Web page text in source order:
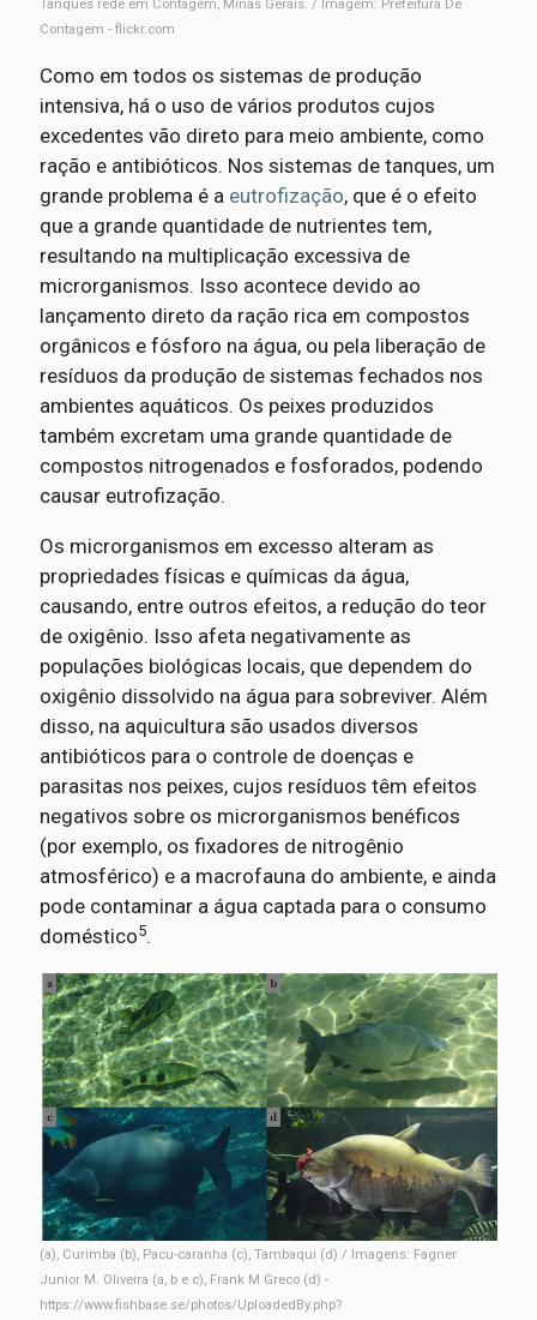
Tanques rede em Contagem, Minas Gerais. / Imagem: Prefeitura De
Contagem - flickr.com
Como em todos os sistemas de produção
intensiva, há o uso de vários produtos cujos
excedentes vão direto para meio ambiente, como
ração e antibióticos. Nos sistemas de tanques, um
grande problema é a eutrofização, que é o efeito
que a grande quantidade de nutrientes tem,
resultando na multiplicação excessiva de
microrganismos. Isso acontece devido ao
lançamento direto da ração rica em compostos
orgânicos e fósforo na água, ou pela liberação de
resíduos da produção de sistemas fechados nos
ambientes aquáticos. Os peixes produzidos
também excretam uma grande quantidade de
compostos nitrogenados e fosforados, podendo
causar eutrofização.
Os microrganismos em excesso alteram as
propriedades físicas e químicas da água,
causando, entre outros efeitos, a redução do teor
de oxigênio. Isso afeta negativamente as
populações biológicas locais, que dependem do
oxigênio dissolvido na água para sobreviver. Além
disso, na aquicultura são usados diversos
antibióticos para o controle de doenças e
parasitas nos peixes, cujos resíduos têm efeitos
negativos sobre os microrganismos benéficos
(por exemplo, os fixadores de nitrogênio
atmosférico) e a macrofauna do ambiente, e ainda
pode contaminar a água captada para o consumo
doméstico5.
(a), Curimba (b), Pacu-caranha (c), Tambaqui (d) / Imagens: Fagner
Junior M. Oliveira (a, b e c), Frank M Greco (d) -
https://www.fishbase.se/photos/UploadedBy.php?